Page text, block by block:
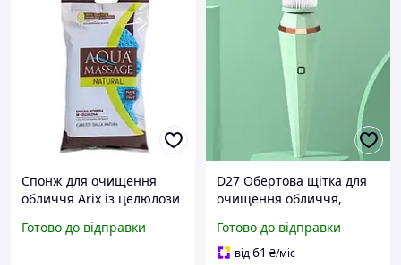
Спонж для очищення
обличчя Arix із целюлози
Готово до відправки
D27 Обертова щітка для
очищення обличчя,
масажу обличчя 380
мА·год
Готово до відправки
від61 ₴/міс